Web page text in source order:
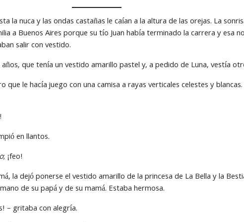
la nuca y las ondas castañas le caían a la altura de las orejas. La
a Buenos Aires porque su tío Juan había terminado la carrera y esa
salir con vestido.
que tenía un vestido amarillo pastel y, a pedido de Luna, vestía
que le hacía juego con una camisa a rayas verticales celestes y
en llantos.
; ¡feo!
la dejó ponerse el vestido amarillo de la princesa de La Bella y la
de su papá y de su mamá. Estaba hermosa.
– gritaba con alegría.